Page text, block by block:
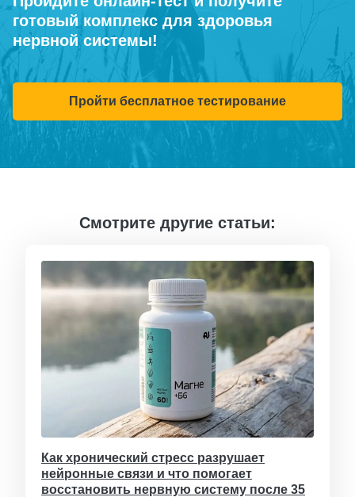
готовый комплекс для здоровья
нервной системы!
Пройти бесплатное тестирование
Смотрите другие статьи:
Как хронический стресс разрушает
нейронные связи и что помогает
восстановить нервную систему после 35